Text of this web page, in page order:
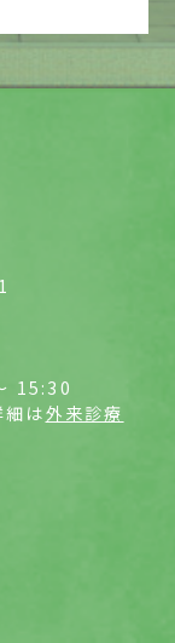
15:30
細は外来診療